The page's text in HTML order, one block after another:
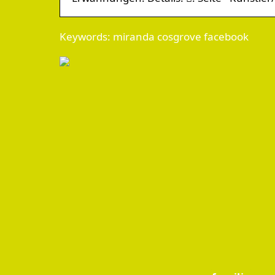
Keywords: miranda cosgrove facebook